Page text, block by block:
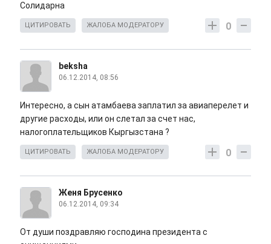
Солидарна
0
ЦИТИРОВАТЬ ЖАЛОБА МОДЕРАТОРУ
beksha
06.12.2014, 08:56
Интересно, а сын атамбаева заплатил за авиаперелет и
другие расходы, или он слетал за счет нас,
налогоплательщиков Кыргызстана ?
0
ЦИТИРОВАТЬ ЖАЛОБА МОДЕРАТОРУ
Женя Брусенко
06.12.2014, 09:34
От души поздравляю господина президента с